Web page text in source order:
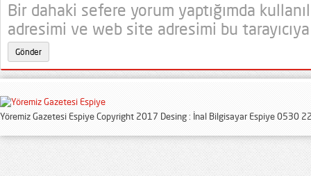
Bir dahaki sefere yorum yaptığımda
adresimi ve web site adresimi bu
Yöremiz Gazetesi Espiye Copyright 2017 Desing : İnal Bilgisayar Espiye 0530